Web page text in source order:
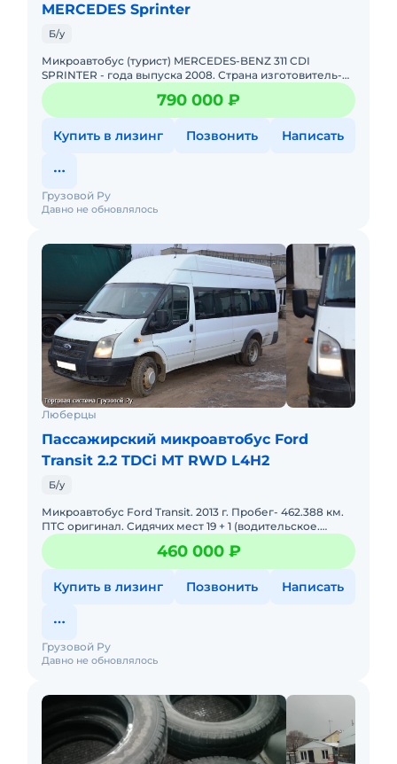
MERCEDES Sprinter
Б/у
Микроавтобус (турист) MERCEDES-BENZ 311 CDI
SPRINTER - года выпуска 2008. Страна изготовитель-
Германия. - мест 19+1 сиденья высокие, откидные, с
ремнями безопа
790 000 ₽
Купить в лизинг Позвонить Написать
Давно не обновлялось
Грузовой Ру
Люберцы
Пассажирский микроавтобус Ford
Transit 2.2 TDCi MT RWD L4H2
Б/у
Микроавтобус Ford Transit. 2013 г. Пробег- 462.388 км.
ПТС оригинал. Сидячих мест 19 + 1 (водительское.
Электропривод двери, Вентиляционный аварийный
люк, Элект
460 000 ₽
Купить в лизинг Позвонить Написать
Давно не обновлялось
Грузовой Ру